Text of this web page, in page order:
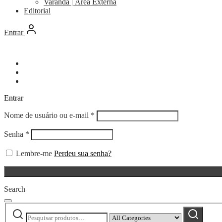
Varanda | Área Externa
Editorial
Entrar
Entrar
Nome de usuário ou e-mail * Obrigatório
Senha * Obrigatório
Lembre-me Perdeu sua senha?
Search
Pesquisar
por:
by
Pesquisar